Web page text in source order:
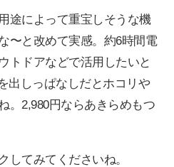
途によって重宝しそうな機
〜と改めて実感。約6時間電
トドアなどで活用したいと
出しっぱなしだとホコリや
。2,980円ならあきらめもつ
してみてくださいね。